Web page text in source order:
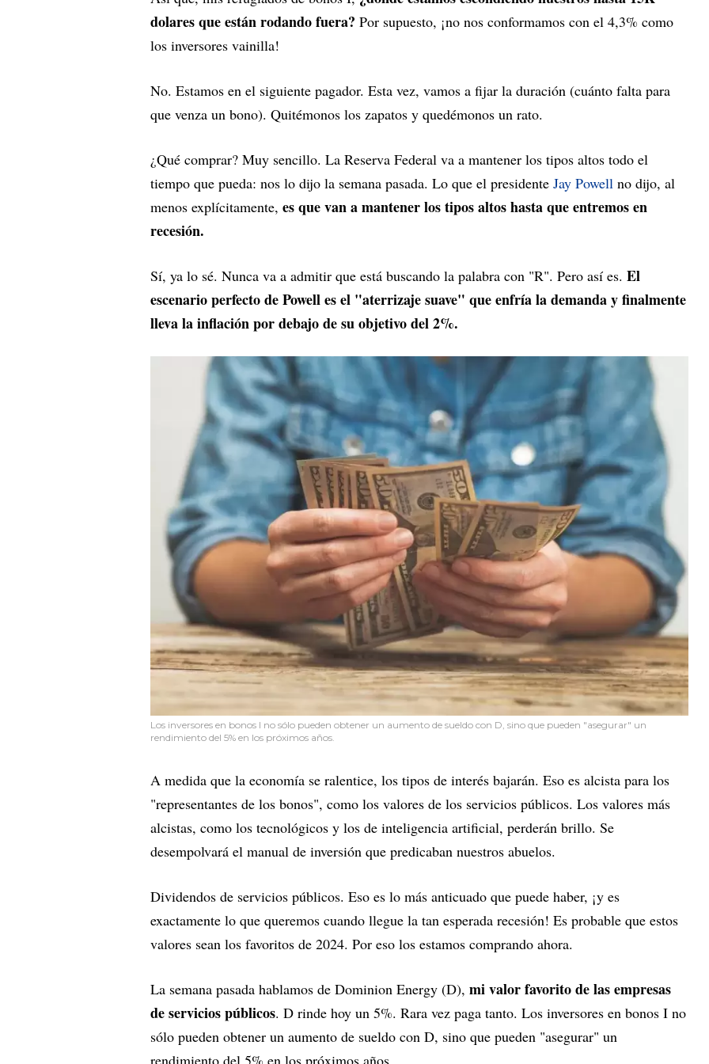
dolares que están rodando fuera? Por supuesto, ¡no nos conformamos con el 4,3% como
los inversores vainilla!
No. Estamos en el siguiente pagador. Esta vez, vamos a fijar la duración (cuánto falta para
que venza un bono). Quitémonos los zapatos y quedémonos un rato.
¿Qué comprar? Muy sencillo. La Reserva Federal va a mantener los tipos altos todo el
tiempo que pueda: nos lo dijo la semana pasada. Lo que el presidente Jay Powell no dijo, al
menos explícitamente, es que van a mantener los tipos altos hasta que entremos en
recesión.
Sí, ya lo sé. Nunca va a admitir que está buscando la palabra con "R". Pero así es. El
escenario perfecto de Powell es el "aterrizaje suave" que enfría la demanda y finalmente
lleva la inflación por debajo de su objetivo del 2%.
Los inversores en bonos I no sólo pueden obtener un aumento de sueldo con D, sino que pueden "asegurar" un
rendimiento del 5% en los próximos años.
A medida que la economía se ralentice, los tipos de interés bajarán. Eso es alcista para los
"representantes de los bonos", como los valores de los servicios públicos. Los valores más
alcistas, como los tecnológicos y los de inteligencia artificial, perderán brillo. Se
desempolvará el manual de inversión que predicaban nuestros abuelos.
Dividendos de servicios públicos. Eso es lo más anticuado que puede haber, ¡y es
exactamente lo que queremos cuando llegue la tan esperada recesión! Es probable que estos
valores sean los favoritos de 2024. Por eso los estamos comprando ahora.
La semana pasada hablamos de Dominion Energy (D), mi valor favorito de las empresas
de servicios públicos. D rinde hoy un 5%. Rara vez paga tanto. Los inversores en bonos I no
sólo pueden obtener un aumento de sueldo con D, sino que pueden "asegurar" un
rendimiento del 5% en los próximos años.